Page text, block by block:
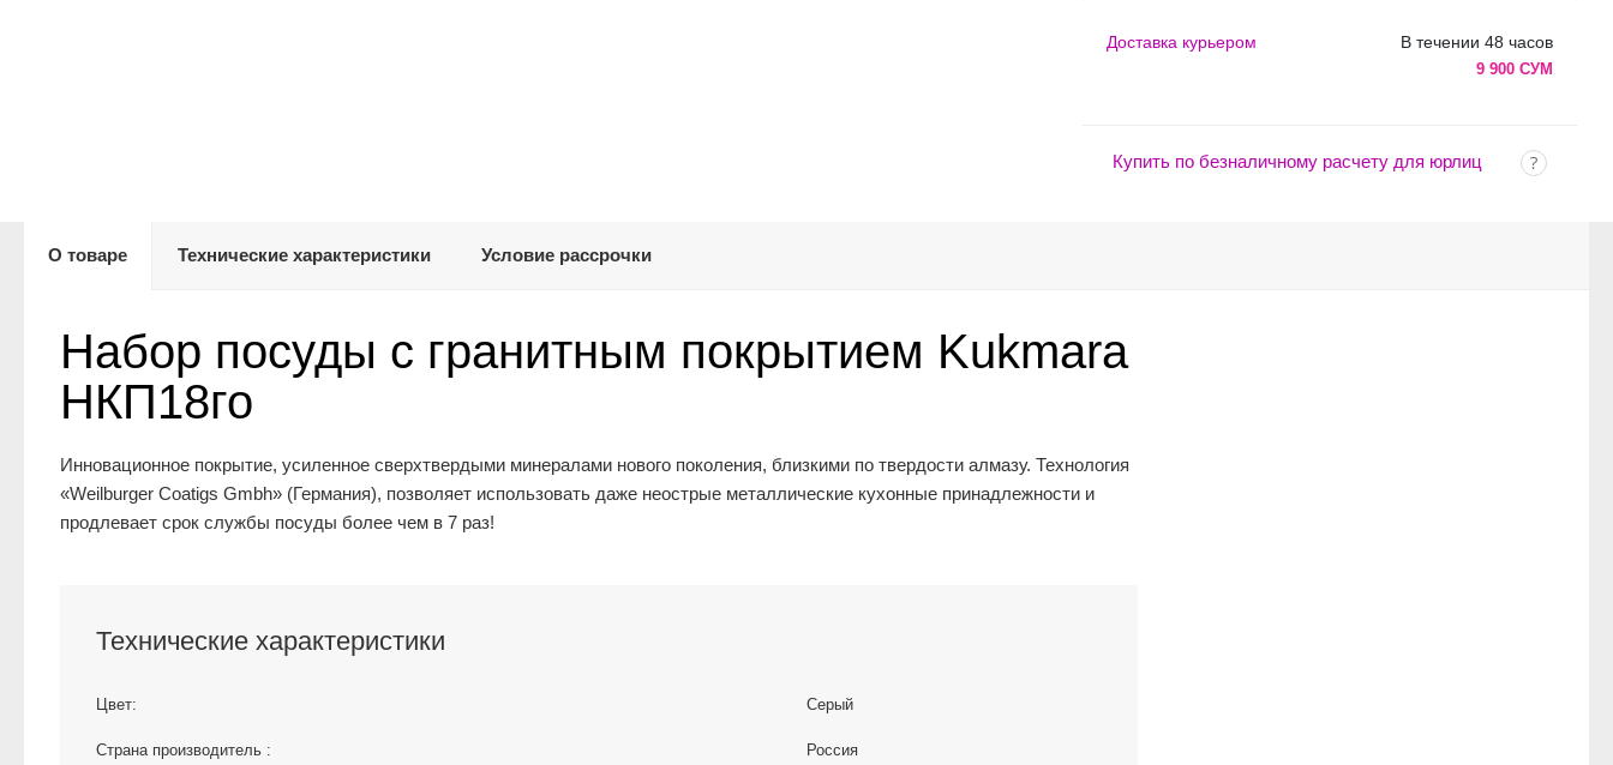
Доставка курьером В течении 48 часов
9 900 СУМ
Купить по безналичному расчету для юрлиц
О товаре Технические характеристики Условие рассрочки
Набор посуды с гранитным покрытием Kukmara
НКП18го
Инновационное покрытие, усиленное сверхтвердыми минералами нового поколения, близкими по твердости алмазу. Технология
«Weilburger Coatigs Gmbh» (Германия), позволяет использовать даже неострые металлические кухонные принадлежности и
продлевает срок службы посуды более чем в 7 раз!
Технические характеристики
Цвет: Серый
Страна производитель : Россия